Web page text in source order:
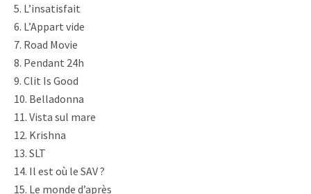
5. L’insatisfait
6. L’Appart vide
7. Road Movie
8. Pendant 24h
9. Clit Is Good
10. Belladonna
11. Vista sul mare
12. Krishna
13. SLT
14. Il est où le SAV ?
15. Le monde d’après